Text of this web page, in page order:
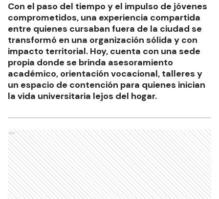
Con el paso del tiempo y el impulso de jóvenes
comprometidos, una experiencia compartida
entre quienes cursaban fuera de la ciudad se
transformó en una organización sólida y con
impacto territorial. Hoy, cuenta con una sede
propia donde se brinda asesoramiento
académico, orientación vocacional, talleres y
un espacio de contención para quienes inician
la vida universitaria lejos del hogar.
Ads